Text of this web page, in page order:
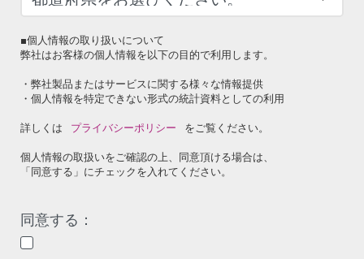
■個人情報の取り扱いについて
弊社はお客様の個人情報を以下の目的で利用します。
・弊社製品またはサービスに関する様々な情報提供
・個人情報を特定できない形式の統計資料としての利用
詳しくは プライバシーポリシー をご覧ください。
個人情報の取扱いをご確認の上、同意頂ける場合は、
「同意する」にチェックを入れてください。
同意する：